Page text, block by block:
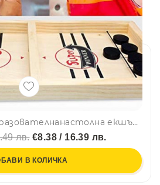
Малка дървена образователнанастолна екшън игра - хокей, забавна настолна игра CQ03, BF23
лв.€8.38 / 16.39 лв.
В КОЛИЧКА